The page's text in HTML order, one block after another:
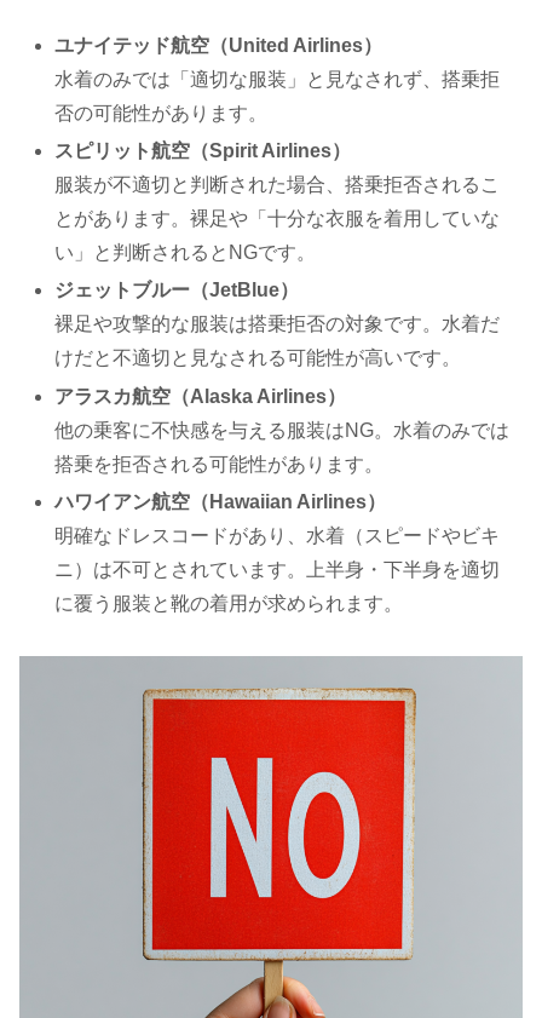
ユナイテッド航空（United Airlines）
水着のみでは「適切な服装」と見なされず、搭乗拒
否の可能性があります。
スピリット航空（Spirit Airlines）
服装が不適切と判断された場合、搭乗拒否されるこ
とがあります。裸足や「十分な衣服を着用していな
い」と判断されるとNGです。
ジェットブルー（JetBlue）
裸足や攻撃的な服装は搭乗拒否の対象です。水着だ
けだと不適切と見なされる可能性が高いです。
アラスカ航空（Alaska Airlines）
他の乗客に不快感を与える服装はNG。水着のみでは
搭乗を拒否される可能性があります。
ハワイアン航空（Hawaiian Airlines）
明確なドレスコードがあり、水着（スピードやビキ
ニ）は不可とされています。上半身・下半身を適切
に覆う服装と靴の着用が求められます。